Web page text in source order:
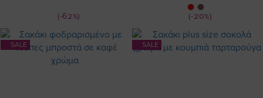
(-62%) (-20%)
Τιμή
SALE SALE